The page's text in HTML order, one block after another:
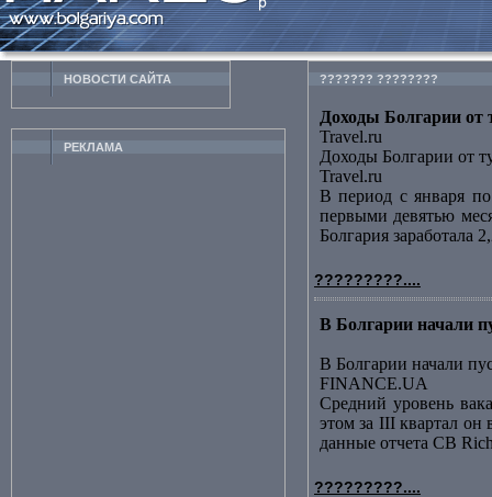
НОВОСТИ CАЙТА
РЕКЛАМА
??????? ????????
Доходы Болгарии от
Travel.ru
Доходы Болгарии от
Travel.ru
В период с января по
первыми девятью
Болгария заработала
?????????....
В Болгарии начали
В Болгарии начали
FINANCE.UA
Средний уровень
этом за III квартал он
данные отчета CB
?????????....